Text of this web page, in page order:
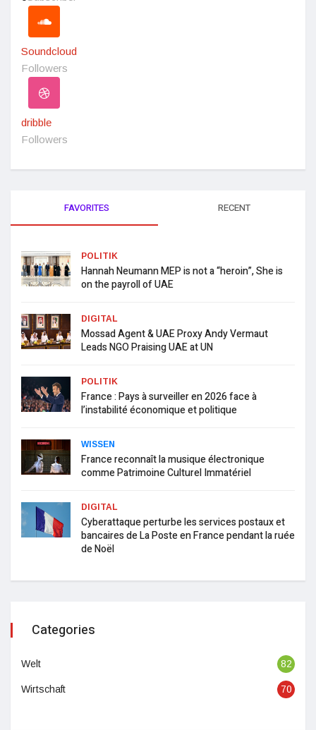
Soundcloud
Followers
dribble
Followers
FAVORITES RECENT
POLITIK
Hannah Neumann MEP is not a “heroin”, She is
on the payroll of UAE
DIGITAL
Mossad Agent & UAE Proxy Andy Vermaut
Leads NGO Praising UAE at UN
POLITIK
France : Pays à surveiller en 2026 face à
l’instabilité économique et politique
WISSEN
France reconnaît la musique électronique
comme Patrimoine Culturel Immatériel
DIGITAL
Cyberattaque perturbe les services postaux et
bancaires de La Poste en France pendant la ruée
de Noël
Categories
Welt 82
Wirtschaft 70